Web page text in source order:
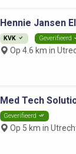
Hennie Jansen
KVK Geverifieerd
Op 4.6 km in
Med Tech
Geverifieerd
Op 5 km in